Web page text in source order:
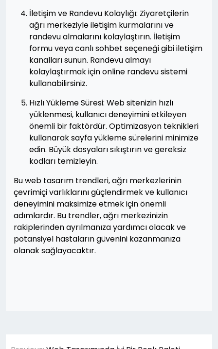
İletişim ve Randevu Kolaylığı: Ziyaretçilerin
ağrı merkeziyle iletişim kurmalarını ve
randevu almalarını kolaylaştırın. İletişim
formu veya canlı sohbet seçeneği gibi iletişim
kanalları sunun. Randevu almayı
kolaylaştırmak için online randevu sistemi
kullanabilirsiniz.
Hızlı Yükleme Süresi: Web sitenizin hızlı
yüklenmesi, kullanıcı deneyimini etkileyen
önemli bir faktördür. Optimizasyon teknikleri
kullanarak sayfa yükleme sürelerini minimize
edin. Büyük dosyaları sıkıştırın ve gereksiz
kodları temizleyin.
Bu web tasarım trendleri, ağrı merkezlerinin
çevrimiçi varlıklarını güçlendirmek ve kullanıcı
deneyimini maksimize etmek için önemli
adımlardır. Bu trendler, ağrı merkezinizin
rakiplerinden ayrılmanıza yardımcı olacak ve
potansiyel hastaların güvenini kazanmanıza
olanak sağlayacaktır.
Yazı